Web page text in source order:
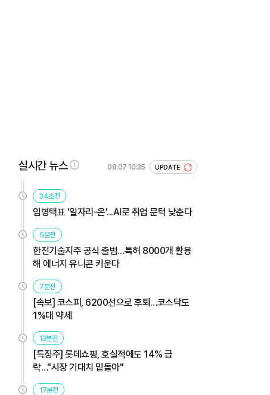
실시간 뉴스 08.07 10:35 UPDATE
34초전
임병택표 '일자리-온'...AI로 취업 문턱 낮춘다
5분전
한전기술지주 공식 출범…특허 8000개 활용
해 에너지 유니콘 키운다
7분전
[속보] 코스피, 6200선으로 후퇴…코스닥도
1%대 약세
13분전
[특징주] 롯데쇼핑, 호실적에도 14% 급
락…"시장 기대치 밑돌아"
17분전